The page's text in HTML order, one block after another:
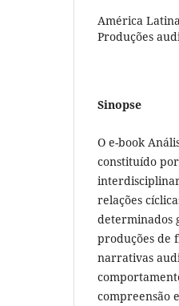
América
Produções
Sinopse
O e-book
constituído
relações
determinados
produções de
narrativas
compreensão